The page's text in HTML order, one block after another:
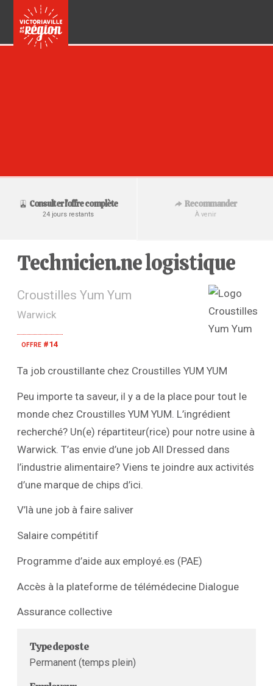
Consulter l'offre complète
24 jours restants
Recommander
À venir
Technicien.ne logistique
Croustilles Yum Yum
Warwick
offre #14
Ta job croustillante chez Croustilles YUM YUM
Peu importe ta saveur, il y a de la place pour tout le
monde chez Croustilles YUM YUM. L’ingrédient
recherché? Un(e) répartiteur(rice) pour notre usine à
Warwick. T’as envie d’une job All Dressed dans
l’industrie alimentaire? Viens te joindre aux activités
d’une marque de chips d’ici.
V’là une job à faire saliver
Salaire compétitif
Programme d’aide aux employé.es (PAE)
Accès à la plateforme de télémédecine Dialogue
Assurance collective
Type de poste
Permanent (temps plein)